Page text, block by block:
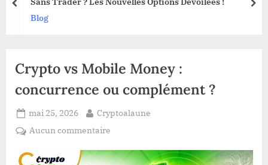
Blog
prev
Crypto vs Mobile Money :
concurrence ou complément ?
Posted
on
mai 25, 2026 By
Cryptoalaune
Aucun commentaire
vs